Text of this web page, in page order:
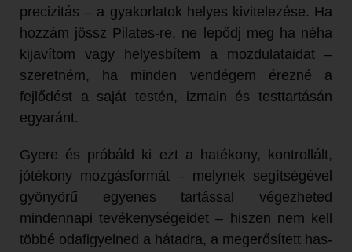
precizitás – a gyakorlatok helyes kivitelezése. Ha
hozzám jössz Pilates-re, ne lepődj meg ha néha
kijavítom vagy helyesbítem a mozdulataidat –
szeretném, ha minden vendégem érezné a
fejlődést a saját testén, izmain és testtartásán
egyaránt.
Gyere és próbáld ki ezt a hatékony, kontrollált,
jótékony mozgásformát – melynek segítségével
gyönyörű egyenes tartással végezheted
mindennapi tevékenységeidet – hiszen nem kell
többé odafigyelned a hátadra, a megerősített has-